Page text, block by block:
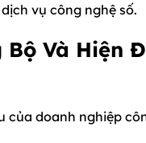
vụ công nghệ số.
Và Hiện
doanh nghiệp